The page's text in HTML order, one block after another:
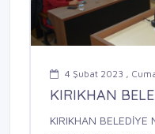
4 Şubat 2023 ,
KIRIKHAN
KIRIKHAN BELEDİYE